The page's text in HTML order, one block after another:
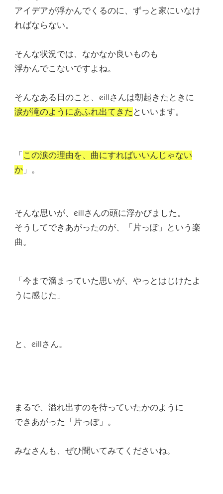
アイデアが浮かんでくるのに、ずっと家にいなけ
ればならない。
そんな状況では、なかなか良いものも
浮かんでこないですよね。
そんなある日のこと、eillさんは朝起きたときに
涙が滝のようにあふれ出てきた といいます。
「 この涙の理由を、曲にすればいいんじゃない
か 」。
そんな思いが、eillさんの頭に浮かびました。
そうしてできあがったのが、「片っぽ」という楽
曲。
「 今まで溜まっていた思いが、やっとはじけた よ
うに感じた」
と、eillさん。
まるで、溢れ出すのを待っていたかのように
できあがった「片っぽ」。
みなさんも、ぜひ聞いてみてくださいね。